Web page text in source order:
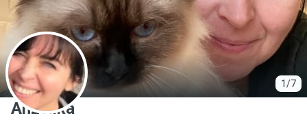
1/7
A
Anzelika